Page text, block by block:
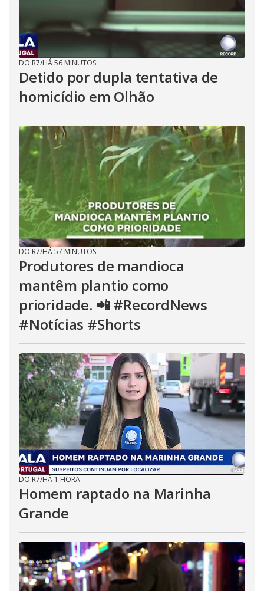
DO R7/HÁ 56 MINUTOS
Detido por dupla tentativa de
homicídio em Olhão
DO R7/HÁ 57 MINUTOS
Produtores de mandioca
mantêm plantio como
prioridade. 📲 #RecordNews
#Notícias #Shorts
DO R7/HÁ 1 HORA
Homem raptado na Marinha
Grande